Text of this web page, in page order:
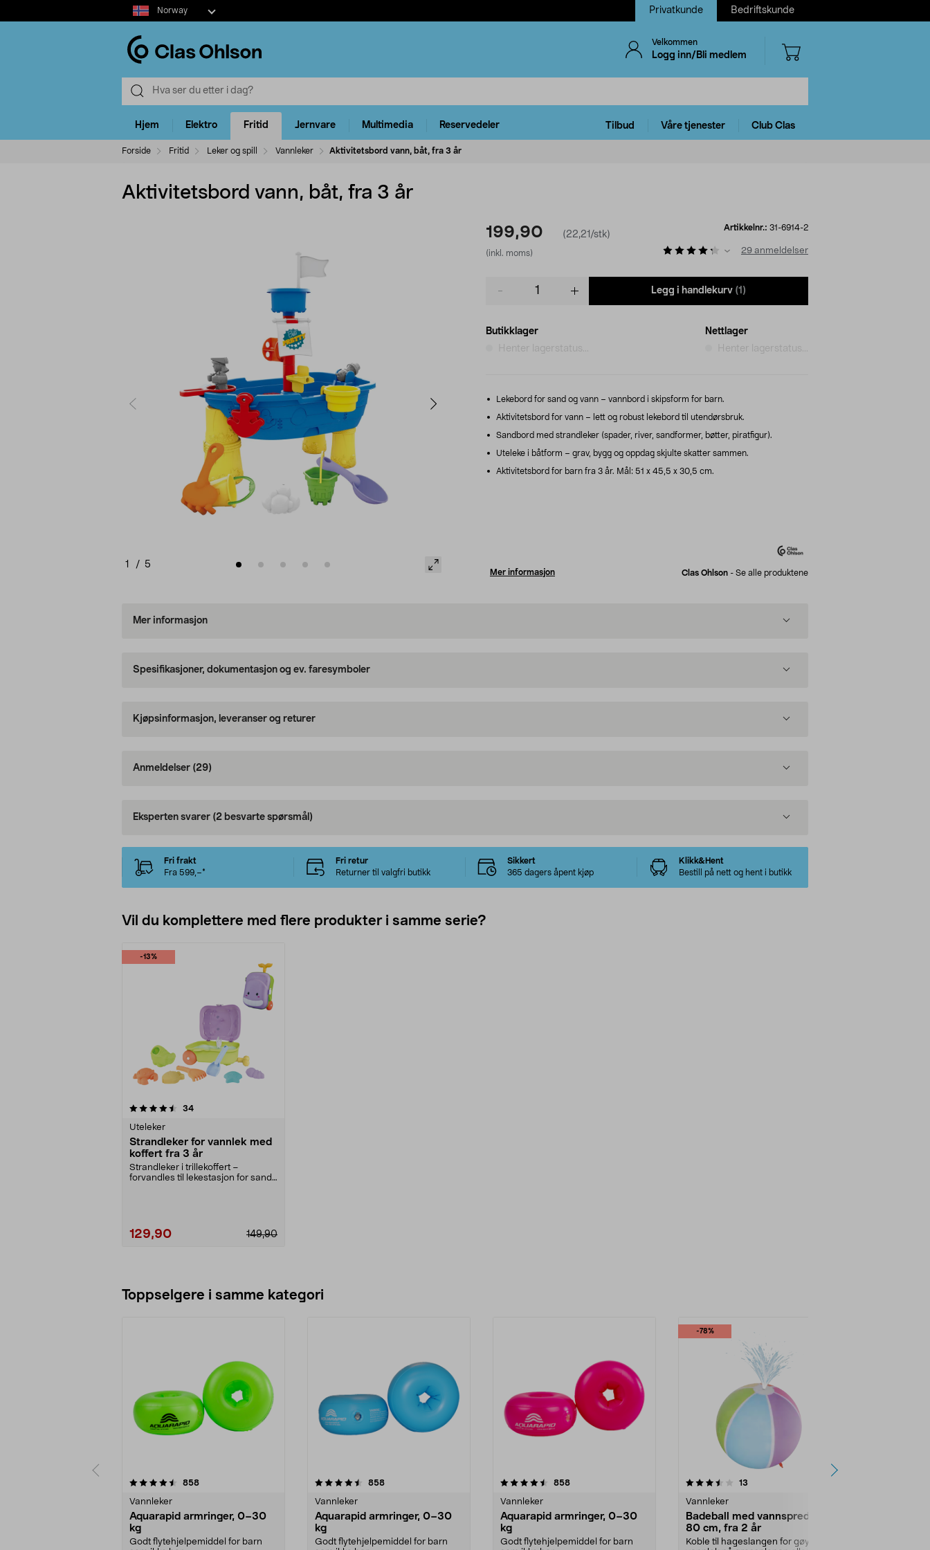
Select
market
Norway Privatkunde Bedriftskunde
Velkommen
Logg inn/Bli medlem
Hjem Elektro Fritid Jernvare Multimedia Reservedeler Tilbud Våre tjenester Club Clas
Forside Fritid Leker og spill Vannleker Aktivitetsbord vann, båt, fra 3 år
Aktivitetsbord vann, båt, fra 3 år
1 / 5
199,90 (22,21/stk)
(inkl. moms)
Artikkelnr.: 31-6914-2
29 anmeldelser
Legg i handlekurv (1)
Butikklager
Henter lagerstatus...
Nettlager
Henter lagerstatus...
Lekebord for sand og vann – vannbord i skipsform for barn.
Aktivitetsbord for vann – lett og robust lekebord til utendørsbruk.
Sandbord med strandleker (spader, river, sandformer, bøtter, piratfigur).
Uteleke i båtform – grav, bygg og oppdag skjulte skatter sammen.
Aktivitetsbord for barn fra 3 år. Mål: 51 x 45,5 x 30,5 cm.
Mer informasjon Clas Ohlson - Se alle produktene
Mer informasjon
Spesifikasjoner, dokumentasjon og ev. faresymboler
Kjøpsinformasjon, leveranser og returer
Anmeldelser (29)
Eksperten svarer (2 besvarte spørsmål)
Fri frakt
Fra 599,–*
Fri retur
Returner til valgfri butikk
Sikkert
365 dagers åpent kjøp
Klikk&Hent
Bestill på nett og hent i butikk
Vil du komplettere med flere produkter i samme serie?
-13%
34anmeldelser
Uteleker
Strandleker for vannlek med
koffert fra 3 år
Strandleker i trillekoffert –
forvandles til lekestasjon for sand
149,90
129,90
Toppselgere i samme kategori
858anmeldelser
Vannleker
Aquarapid armringer, 0–30
kg
Godt flytehjelpemiddel for barn
4.5 av 5 stjerner 858anmeldelser
Vannleker
Aquarapid armringer, 0–30
kg
Godt flytehjelpemiddel for barn
4.5 av 5 stjerner 858anmeldelser
Vannleker
Aquarapid armringer, 0–30
kg
Godt flytehjelpemiddel for barn
-78%
3.5 av 5 stjerner 13
Vannleker
Badeball med vannspreder,
80 cm, fra 2 år
Koble til hageslangen for gøyal
4.0 av 5 stjerner